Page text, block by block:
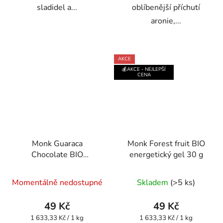
sladidel a...
oblíbenější příchutí
aronie,...
Monk Guaraca
Chocolate BIO
Momentálně nedostupné
49 Kč
Měrná
1 633,33 Kč / 1 kg
AKCE
💰AKCE - NEJLEPŠÍ
CENA
Monk Forest fruit BIO
energetický gel 30 g
Skladem (>5 ks)
49 Kč
Měrná
1 633,33 Kč / 1 kg